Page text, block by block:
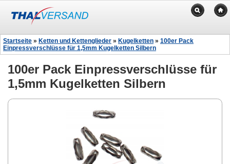
Startseite » Ketten und Kettenglieder » Kugelketten » 100er Pack
Einpressverschlüsse für 1,5mm Kugelketten Silbern
100er Pack Einpressverschlüsse für
1,5mm Kugelketten Silbern